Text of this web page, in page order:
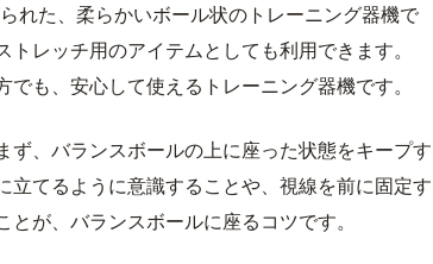
れた、柔らかいボール状のトレーニング器機で
レッチ用のアイテムとしても利用できます。
も、安心して使えるトレーニング器機です。
、バランスボールの上に座った状態をキープす
てるように意識することや、視線を前に固定す
が、バランスボールに座るコツです。